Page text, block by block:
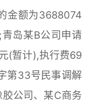
金额为3688074
岛某B公司申请
(暂计),执行费69
第33号民事调解
公司、某C商务